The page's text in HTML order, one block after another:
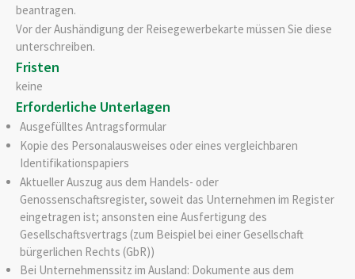
beantragen.
Vor der Aushändigung der Reisegewerbekarte müssen Sie diese
unterschreiben.
Fristen
keine
Erforderliche Unterlagen
Ausgefülltes Antragsformular
Kopie des Personalausweises oder eines vergleichbaren
Identifikationspapiers
Aktueller Auszug aus dem Handels- oder
Genossenschaftsregister, soweit das Unternehmen im Register
eingetragen ist; ansonsten eine Ausfertigung des
Gesellschaftsvertrags (zum Beispiel bei einer Gesellschaft
bürgerlichen Rechts (GbR))
Bei Unternehmenssitz im Ausland: Dokumente aus dem